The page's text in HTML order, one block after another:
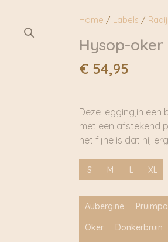
Home / Labels /
Hysop-oker
€54,95
Deze legging,in
met een afstekend
het fijne is dat hij
S M L XL
Aubergine
Oker
Donkerbruin